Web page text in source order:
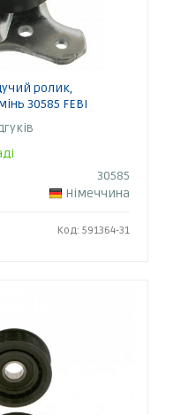
ролик,
30585 FEBI
30585
Німеччина
Код: 591364-31